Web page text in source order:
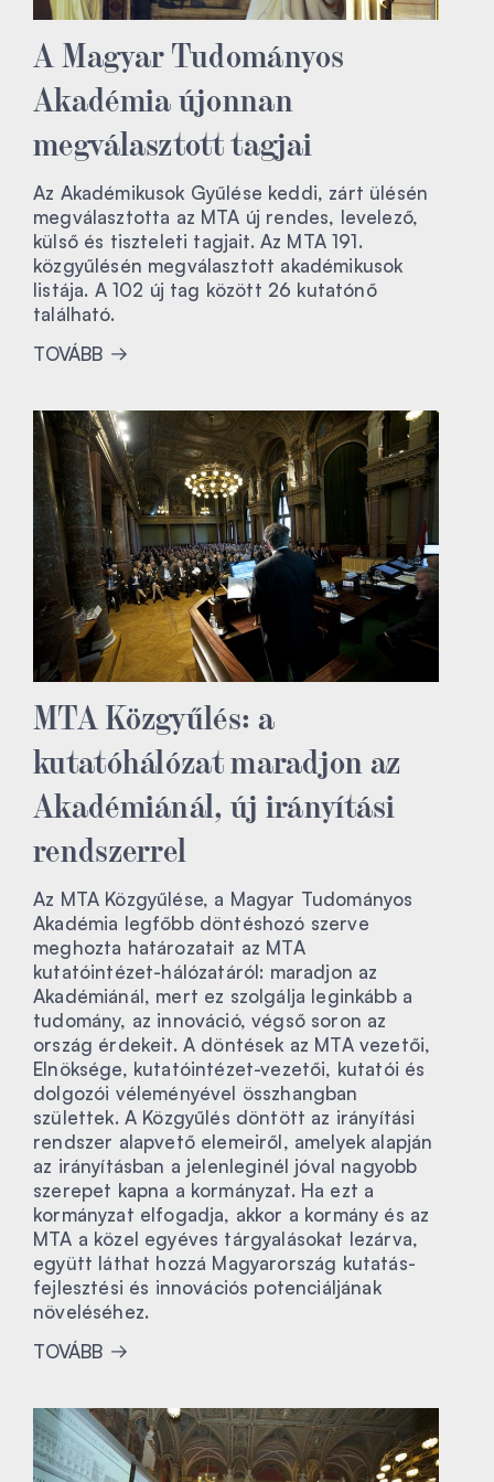
A Magyar Tudományos
Akadémia újonnan
megválasztott tagjai
Az Akadémikusok Gyűlése keddi, zárt ülésén
megválasztotta az MTA új rendes, levelező,
külső és tiszteleti tagjait. Az MTA 191.
közgyűlésén megválasztott akadémikusok
listája. A 102 új tag között 26 kutatónő
található.
TOVÁBB
MTA Közgyűlés: a
kutatóhálózat maradjon az
Akadémiánál, új irányítási
rendszerrel
Az MTA Közgyűlése, a Magyar Tudományos
Akadémia legfőbb döntéshozó szerve
meghozta határozatait az MTA
kutatóintézet-hálózatáról: maradjon az
Akadémiánál, mert ez szolgálja leginkább a
tudomány, az innováció, végső soron az
ország érdekeit. A döntések az MTA vezetői,
Elnöksége, kutatóintézet-vezetői, kutatói és
dolgozói véleményével összhangban
születtek. A Közgyűlés döntött az irányítási
rendszer alapvető elemeiről, amelyek alapján
az irányításban a jelenleginél jóval nagyobb
szerepet kapna a kormányzat. Ha ezt a
kormányzat elfogadja, akkor a kormány és az
MTA a közel egyéves tárgyalásokat lezárva,
együtt láthat hozzá Magyarország kutatás-
fejlesztési és innovációs potenciáljának
növeléséhez.
TOVÁBB